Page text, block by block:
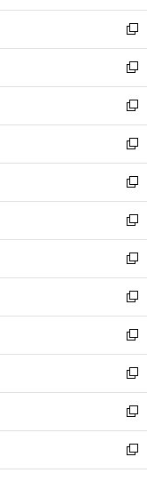
開
く
ウ
で
開
く
ン
ド
ウ
で
開
く
ウ
ィ
ン
ド
ウ
で
開
く
新
し
い
ウ
ィ
ン
ド
ウ
で
開
く
新
し
い
ウ
ィ
ン
ド
ウ
で
開
く
新
し
い
ウ
ィ
ン
ド
ウ
で
開
く
新
し
い
ウ
ィ
ン
ド
ウ
で
開
く
新
し
い
ウ
ィ
ン
ド
ウ
で
開
く
新
し
い
ウ
ィ
ン
ド
ウ
で
開
く
新
し
い
ウ
ィ
ン
ド
ウ
で
開
く
新
し
い
ウ
ィ
ン
ド
ウ
で
開
新
し
い
ウ
ィ
ン
ド
ウ
新
し
い
ウ
ィ
ン
新
し
い
ウ
新
し